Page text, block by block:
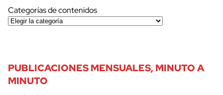
Categorías de contenidos
PUBLICACIONES MENSUALES, MINUTO A
MINUTO